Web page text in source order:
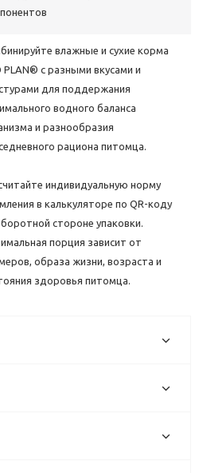
влажные и сухие корма
PLAN® с разными вкусами и
для поддержания
водного баланса
и разнообразия
рациона питомца.
индивидуальную норму
в калькуляторе по QR-коду
стороне упаковки.
порция зависит от
образа жизни, возраста и
здоровья питомца.